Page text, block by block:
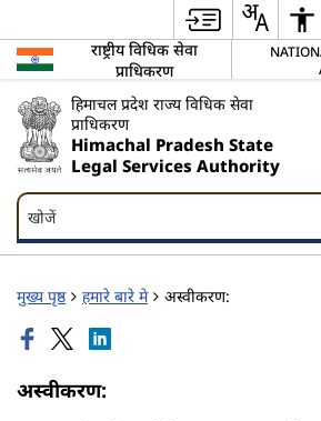
राष्ट्रीय विधिक सेवा
प्राधिकरण
हिमाचल प्रदेश राज्य विधिक सेवा
प्राधिकरण
Himachal Pradesh State
Legal Services Authority
खोजें
खोजें
मुख्य पृष्ठ हमारे बारे मे अस्वीकरण:
अस्वीकरण: